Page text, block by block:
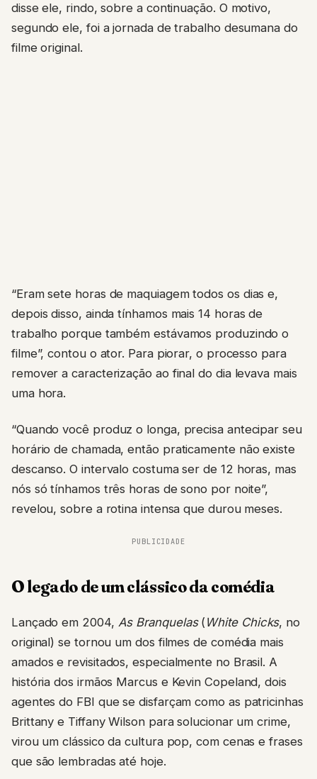
disse ele, rindo, sobre a continuação. O motivo,
segundo ele, foi a jornada de trabalho desumana do
filme original.
“Eram sete horas de maquiagem todos os dias e,
depois disso, ainda tínhamos mais 14 horas de
trabalho porque também estávamos produzindo o
filme”, contou o ator. Para piorar, o processo para
remover a caracterização ao final do dia levava mais
uma hora.
“Quando você produz o longa, precisa antecipar seu
horário de chamada, então praticamente não existe
descanso. O intervalo costuma ser de 12 horas, mas
nós só tínhamos três horas de sono por noite”,
revelou, sobre a rotina intensa que durou meses.
PUBLICIDADE
O legado de um clássico da comédia
Lançado em 2004, As Branquelas( White Chicks, no
original) se tornou um dos filmes de comédia mais
amados e revisitados, especialmente no Brasil. A
história dos irmãos Marcus e Kevin Copeland, dois
agentes do FBI que se disfarçam como as patricinhas
Brittany e Tiffany Wilson para solucionar um crime,
virou um clássico da cultura pop, com cenas e frases
que são lembradas até hoje.